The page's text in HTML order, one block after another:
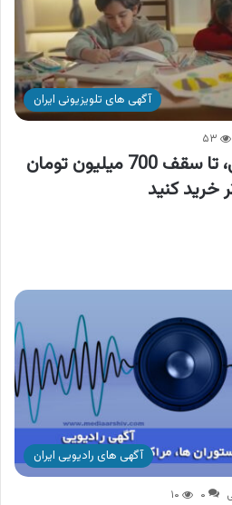
آگهی های تلویزیونی ایران
۵۳
آگهی سرای ایرانی، تا سقف 700 میلیون تومان
خرید کنید
آگهی های رادیویی ایران
۰ ۱۰